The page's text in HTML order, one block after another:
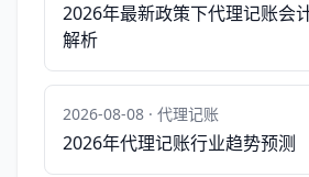
2026年最新政策下代理记账会
解析
2026-08-08 · 代理记账
2026年代理记账行业趋势预测